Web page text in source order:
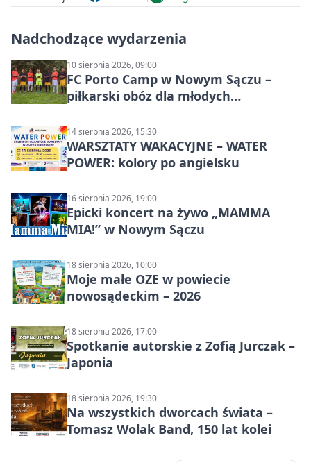
Nadchodzące wydarzenia
10 sierpnia 2026, 09:00
FC Porto Camp w Nowym Sączu –
piłkarski obóz dla młodych
14 sierpnia 2026, 15:30
WARSZTATY WAKACYJNE – WATER
POWER: kolory po angielsku
16 sierpnia 2026, 19:00
Epicki koncert na żywo „MAMMA
MIA!” w Nowym Sączu
18 sierpnia 2026, 10:00
Moje małe OZE w powiecie
nowosądeckim – 2026
18 sierpnia 2026, 17:00
Spotkanie autorskie z Zofią Jurczak –
Japonia
18 sierpnia 2026, 19:30
Na wszystkich dworcach świata –
Tomasz Wolak Band, 150 lat kolei